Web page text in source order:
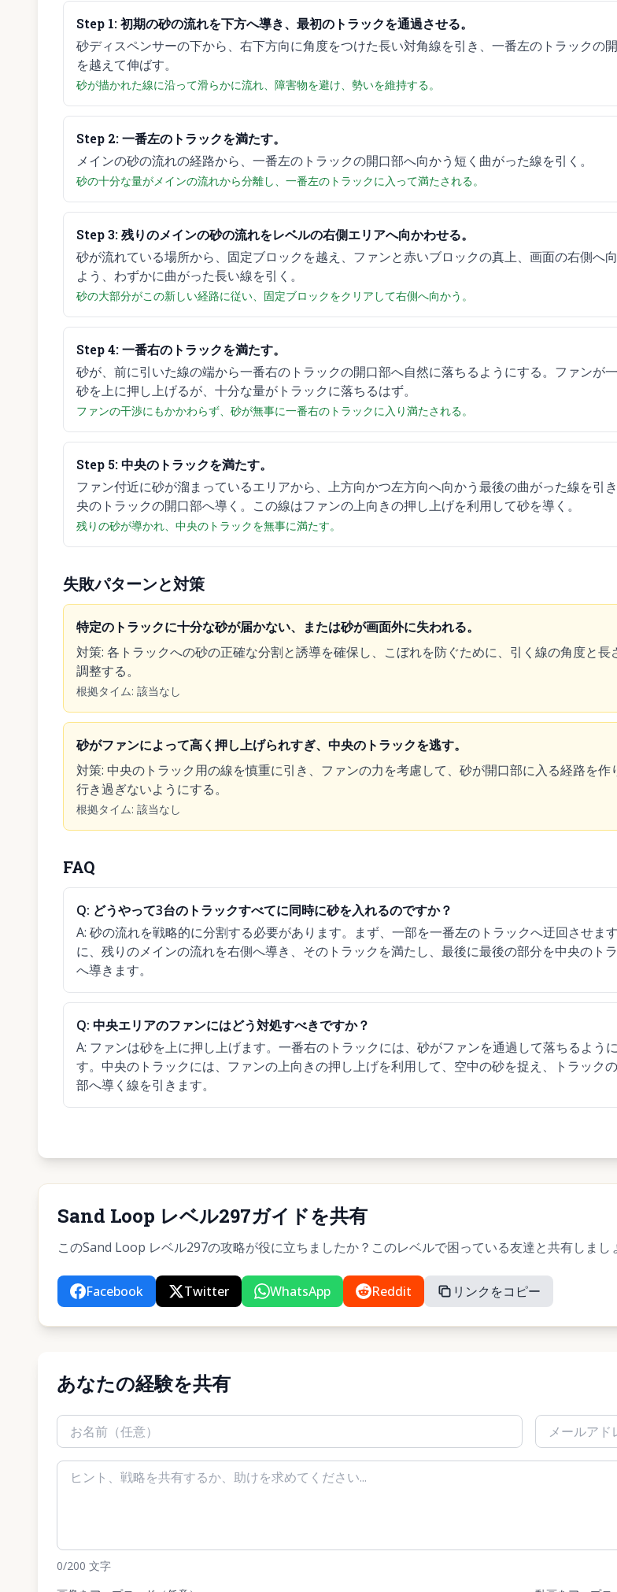
Step 1:初期の砂の流れを下方へ導き、最初のトラックを通過させる。
砂ディスペンサーの下から、右下方向に角度をつけた長い対角線を引き、一番左のトラックの
を越えて伸ばす。
砂が描かれた線に沿って滑らかに流れ、障害物を避け、勢いを維持する。
Step 2:一番左のトラックを満たす。
メインの砂の流れの経路から、一番左のトラックの開口部へ向かう短く曲がった線を引く。
砂の十分な量がメインの流れから分離し、一番左のトラックに入って満たされる。
Step3:残りのメインの砂の流れをレベルの右側エリアへ向かわせる。
砂が流れている場所から、固定ブロックを越え、ファンと赤いブロックの真上、画面の右側へ
よう、わずかに曲がった長い線を引く。
砂の大部分がこの新しい経路に従い、固定ブロックをクリアして右側へ向かう。
Step4:一番右のトラックを満たす。
砂が、前に引いた線の端から一番右のトラックの開口部へ自然に落ちるようにする。ファンが
砂を上に押し上げるが、十分な量がトラックに落ちるはず。
ファンの干渉にもかかわらず、砂が無事に一番右のトラックに入り満たされる。
Step 5:中央のトラックを満たす。
ファン付近に砂が溜まっているエリアから、上方向かつ左方向へ向かう最後の曲がった線を引
央のトラックの開口部へ導く。この線はファンの上向きの押し上げを利用して砂を導く。
残りの砂が導かれ、中央のトラックを無事に満たす。
失敗パターンと対策
特定のトラックに十分な砂が届かない、または砂が画面外に失われる。
対策: 各トラックへの砂の正確な分割と誘導を確保し、こぼれを防ぐために、引く線の角度と長
調整する。
根拠タイム: 該当なし
砂がファンによって高く押し上げられすぎ、中央のトラックを逃す。
対策: 中央のトラック用の線を慎重に引き、ファンの力を考慮して、砂が開口部に入る経路を作
行き過ぎないようにする。
根拠タイム: 該当なし
FAQ
Q: どうやって3台のトラックすべてに同時に砂を入れるのですか？
A: 砂の流れを戦略的に分割する必要があります。まず、一部を一番左のトラックへ迂回させま
に、残りのメインの流れを右側へ導き、そのトラックを満たし、最後に最後の部分を中央のト
へ導きます。
Q: 中央エリアのファンにはどう対処すべきですか？
A: ファンは砂を上に押し上げます。一番右のトラックには、砂がファンを通過して落ちるよう
す。中央のトラックには、ファンの上向きの押し上げを利用して、空中の砂を捉え、トラック
部へ導く線を引きます。
Sand Loop レベル297ガイドを共有
このSand Loop レベル297の攻略が役に立ちましたか？このレベルで困っている友達と共有しまし
Facebook Twitter WhatsApp Reddit リンクをコピー
あなたの経験を共有
0/200 文字